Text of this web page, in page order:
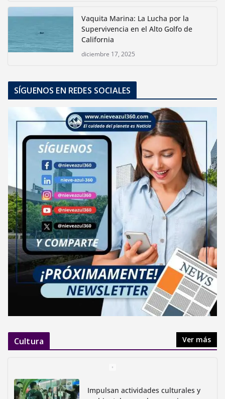
Vaquita Marina: La Lucha por la
Supervivencia en el Alto Golfo de
California
diciembre 17, 2025
SÍGUENOS EN REDES SOCIALES
Cultura Ver más
Impulsan actividades culturales y